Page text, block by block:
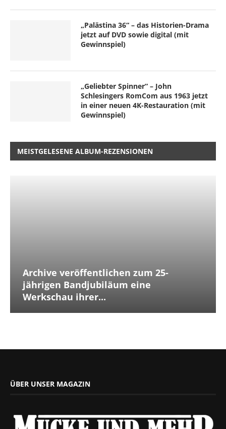
„Palästina 36“ – das Historien-Drama
jetzt auf DVD sowie digital (mit
Gewinnspiel)
„Geliebter Spinner“ – John
Schlesingers RomCom aus 1963 jetzt
in einer neuen 4K-Restauration (mit
Gewinnspiel)
MEISTGELESENE ALBUM-REZENSIONEN
Archive veröffentlichen zum 25-
jährigen Bandjubiläum eine
Werkschau ihrer...
ÜBER UNSER MAGAZIN